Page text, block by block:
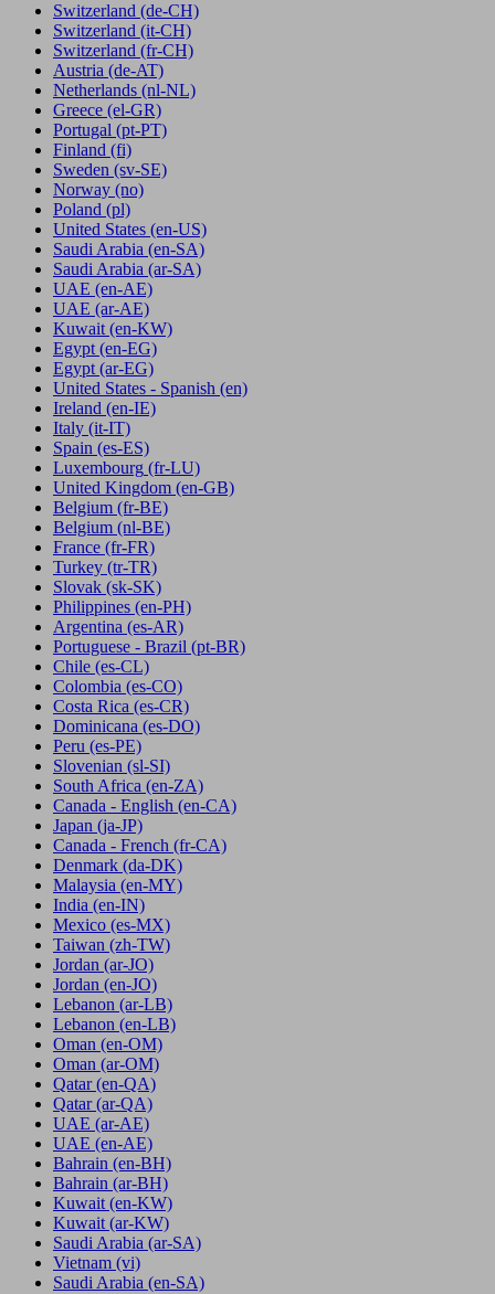
Switzerland (de-CH)
Switzerland (it-CH)
Switzerland (fr-CH)
Austria (de-AT)
Netherlands (nl-NL)
Greece (el-GR)
Portugal (pt-PT)
Finland (fi)
Sweden (sv-SE)
Norway (no)
Poland (pl)
United States (en-US)
Saudi Arabia (en-SA)
Saudi Arabia (ar-SA)
UAE (en-AE)
UAE (ar-AE)
Kuwait (en-KW)
Egypt (en-EG)
Egypt (ar-EG)
United States - Spanish (en)
Ireland (en-IE)
Italy (it-IT)
Spain (es-ES)
Luxembourg (fr-LU)
United Kingdom (en-GB)
Belgium (fr-BE)
Belgium (nl-BE)
France (fr-FR)
Turkey (tr-TR)
Slovak (sk-SK)
Philippines (en-PH)
Argentina (es-AR)
Portuguese - Brazil (pt-BR)
Chile (es-CL)
Colombia (es-CO)
Costa Rica (es-CR)
Dominicana (es-DO)
Peru (es-PE)
Slovenian (sl-SI)
South Africa (en-ZA)
Canada - English (en-CA)
Japan (ja-JP)
Canada - French (fr-CA)
Denmark (da-DK)
Malaysia (en-MY)
India (en-IN)
Mexico (es-MX)
Taiwan (zh-TW)
Jordan (ar-JO)
Jordan (en-JO)
Lebanon (ar-LB)
Lebanon (en-LB)
Oman (en-OM)
Oman (ar-OM)
Qatar (en-QA)
Qatar (ar-QA)
UAE (ar-AE)
UAE (en-AE)
Bahrain (en-BH)
Bahrain (ar-BH)
Kuwait (en-KW)
Kuwait (ar-KW)
Saudi Arabia (ar-SA)
Vietnam (vi)
Saudi Arabia (en-SA)